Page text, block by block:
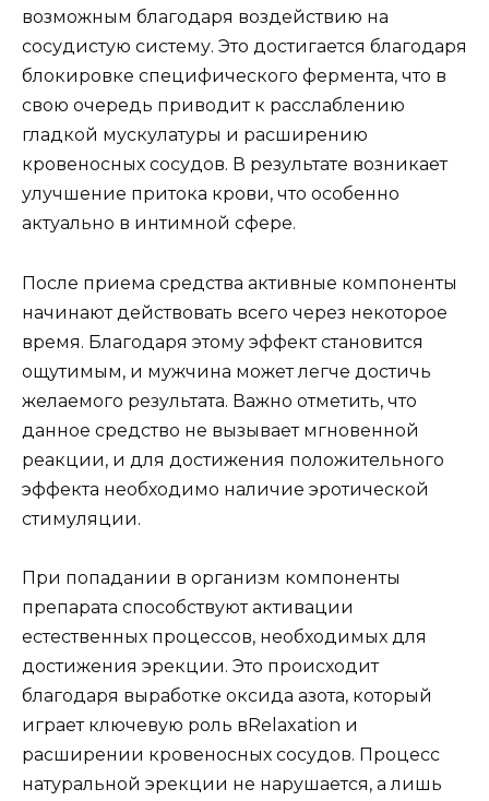
возможным благодаря воздействию на
сосудистую систему. Это достигается благодаря
блокировке специфического фермента, что в
свою очередь приводит к расслаблению
гладкой мускулатуры и расширению
кровеносных сосудов. В результате возникает
улучшение притока крови, что особенно
актуально в интимной сфере.
После приема средства активные компоненты
начинают действовать всего через некоторое
время. Благодаря этому эффект становится
ощутимым, и мужчина может легче достичь
желаемого результата. Важно отметить, что
данное средство не вызывает мгновенной
реакции, и для достижения положительного
эффекта необходимо наличие эротической
стимуляции.
При попадании в организм компоненты
препарата способствуют активации
естественных процессов, необходимых для
достижения эрекции. Это происходит
благодаря выработке оксида азота, который
играет ключевую роль вRelaxation и
расширении кровеносных сосудов. Процесс
натуральной эрекции не нарушается, а лишь